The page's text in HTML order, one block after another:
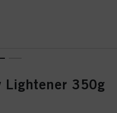
Lightener 350g